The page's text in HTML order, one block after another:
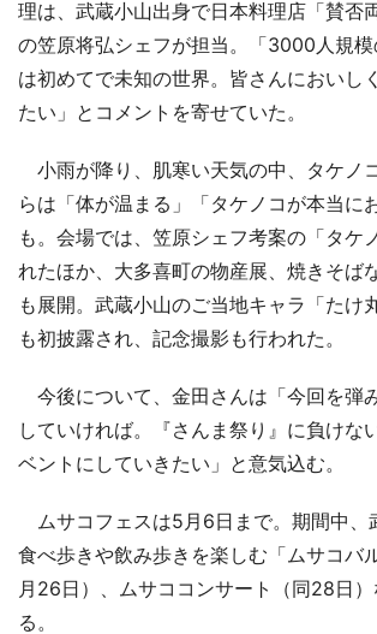
理は、武蔵小山出身で日本料理店「賛否
の笠原将弘シェフが担当。「3000人規
は初めてで未知の世界。皆さんにおいし
たい」とコメントを寄せていた。
小雨が降り、肌寒い天気の中、タケノ
らは「体が温まる」「タケノコが本当に
も。会場では、笠原シェフ考案の「タケ
れたほか、大多喜町の物産展、焼きそば
も展開。武蔵小山のご当地キャラ「たけ
も初披露され、記念撮影も行われた。
今後について、金田さんは「今回を弾
していければ。『さんま祭り』に負けな
ベントにしていきたい」と意気込む。
ムサコフェスは5月6日まで。期間中、
食べ歩きや飲み歩きを楽しむ「ムサコバ
月26日）、ムサココンサート（同28日
る。